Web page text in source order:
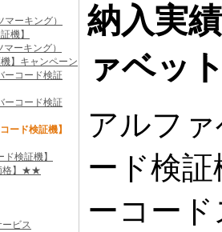
マーキング）
機】
ーキング）
】キャンペーン
ーコード検証
ーコード検証
ード検証機】
検証機】
格】★★
ビス
納入実
ァベッ
アルフ
ード検
ーコー